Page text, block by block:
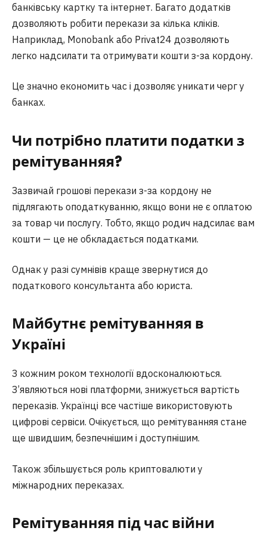
банківську картку та інтернет. Багато додатків
дозволяють робити перекази за кілька кліків.
Наприклад, Monobank або Privat24 дозволяють
легко надсилати та отримувати кошти з-за кордону.
Це значно економить час і дозволяє уникати черг у
банках.
Чи потрібно платити податки з
ремітуванняя?
Зазвичай грошові перекази з-за кордону не
підлягають оподаткуванню, якщо вони не є оплатою
за товар чи послугу. Тобто, якщо родич надсилає вам
кошти — це не обкладається податками.
Однак у разі сумнівів краще звернутися до
податкового консультанта або юриста.
Майбутнє ремітуванняя в
Україні
З кожним роком технології вдосконалюються.
З’являються нові платформи, знижується вартість
переказів. Українці все частіше використовують
цифрові сервіси. Очікується, що ремітуванняя стане
ще швидшим, безпечнішим і доступнішим.
Також збільшується роль криптовалюти у
міжнародних переказах.
Ремітуванняя під час війни